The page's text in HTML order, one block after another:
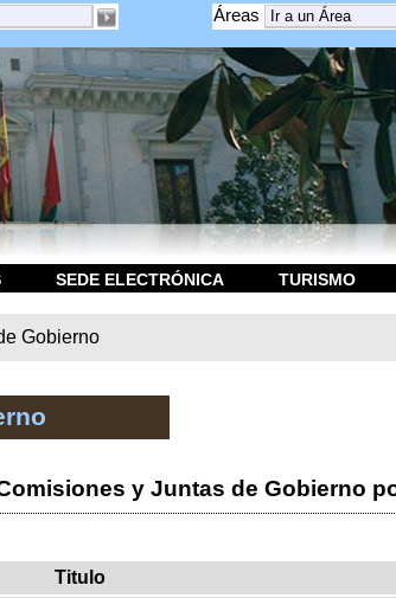
Áreas
SEDE ELECTRÓNICA TURISMO
Gobierno
y Juntas de Gobierno
Titulo